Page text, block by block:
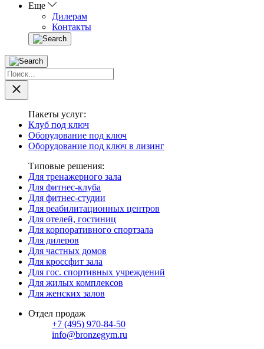
Еще
Дилерам
Контакты
Пакеты услуг:
Клуб под ключ
Оборудование под ключ
Оборудование под ключ в лизинг
Типовые решения:
Для тренажерного зала
Для фитнес-клуба
Для фитнес-студии
Для реабилитационных центров
Для отелей, гостиниц
Для корпоративного спортзала
Для дилеров
Для частных домов
Для кроссфит зала
Для гос. спортивных учреждений
Для жилых комплексов
Для женских залов
Отдел продаж
+7 (495) 970-84-50
info@bronzegym.ru